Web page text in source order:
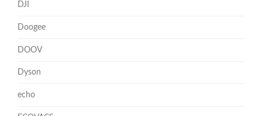
DJI
Doogee
DOOV
Dyson
echo